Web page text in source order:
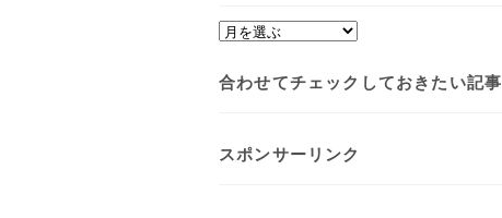
合わせてチェックしておきたい記事
スポンサーリンク